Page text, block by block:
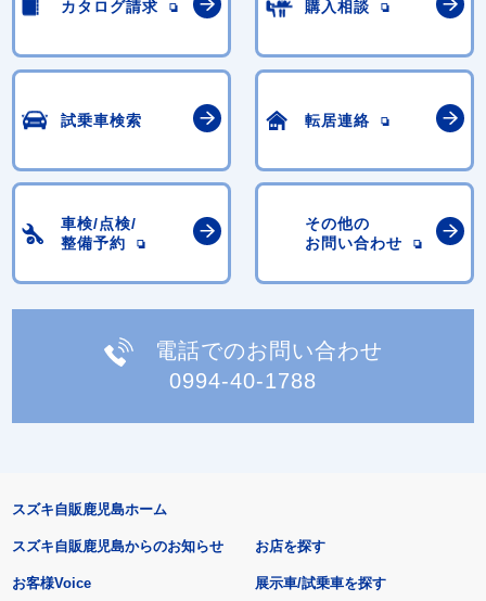
カタログ請求 購入相談
試乗車検索 転居連絡
車検/点検/
整備予約
その他の
お問い合わせ
電話でのお問い合わせ
0994-40-1788
スズキ自販鹿児島ホーム
スズキ自販鹿児島からのお知らせ
お客様Voice
お店を探す
展示車/試乗車を探す